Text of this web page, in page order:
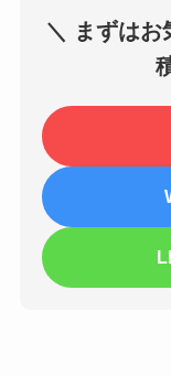
＼ まずはお